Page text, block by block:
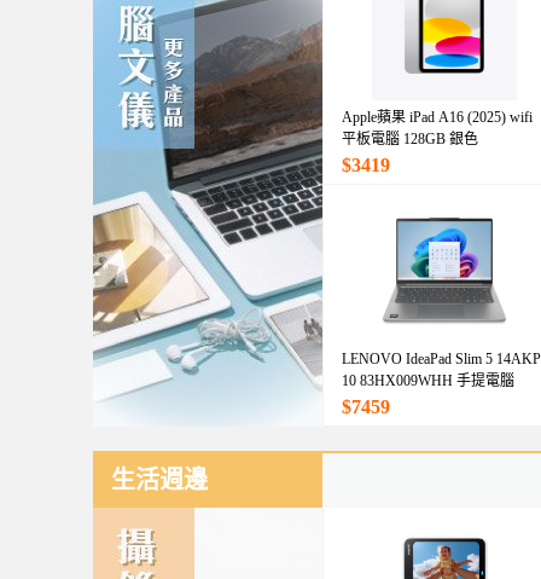
Apple蘋果 iPad A16 (2025) wifi
平板電腦 128GB 銀色
$3419
LENOVO IdeaPad Slim 5 14AKP
10 83HX009WHH 手提電腦
$7459
生活週邊